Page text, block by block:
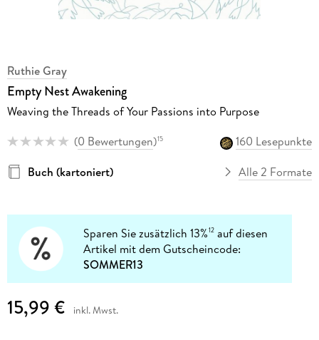
Ruthie Gray
Empty Nest Awakening
Weaving the Threads of Your Passions into Purpose
(0 Bewertungen)15
160 Lesepunkte
Buch (kartoniert)
Alle 2 Formate
Sparen Sie zusätzlich 13%12 auf diesen
Artikel mit dem Gutscheincode:
SOMMER13
15,99 € inkl. Mwst.